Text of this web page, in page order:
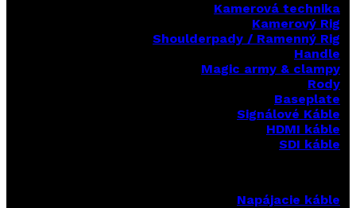
Kamerová technika
Kamerový Rig
Shoulderpady / Ramenný Rig
Handle
Magic army & clampy
Rody
Baseplate
Signálové Káble
HDMI káble
SDI káble
Napájacie káble